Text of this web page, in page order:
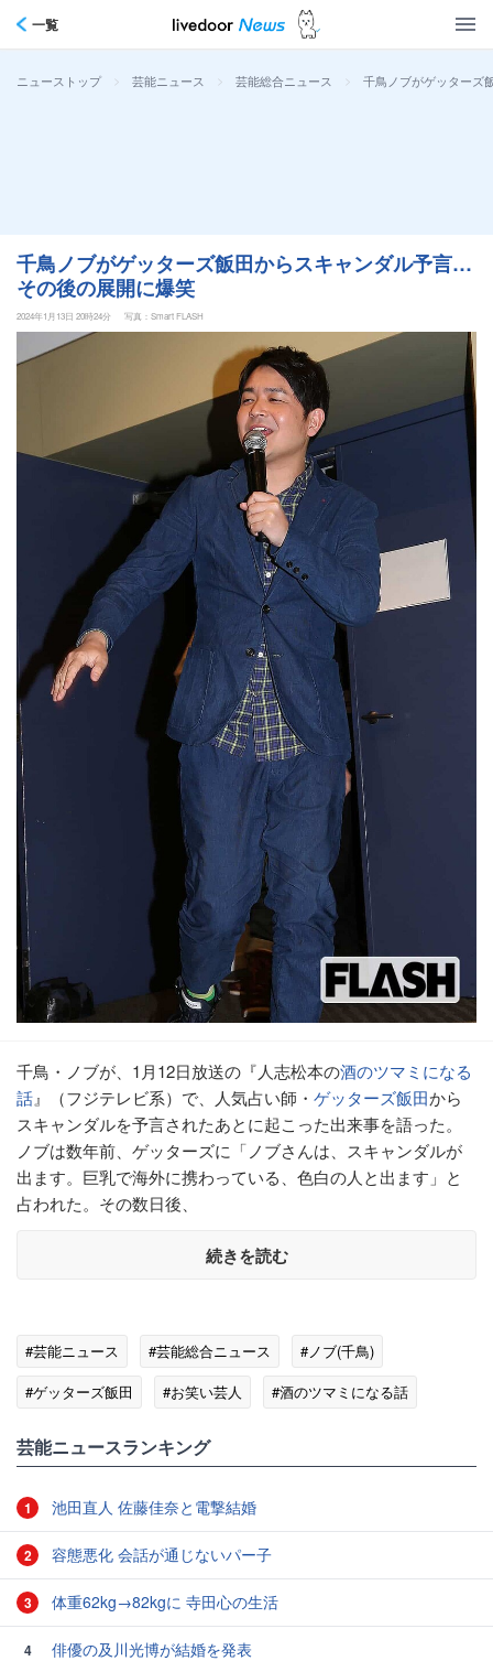
一覧
ニューストップ > 芸能ニュース > 芸能総合ニュース > 千鳥ノブがゲッターズ
千鳥ノブがゲッターズ飯田からスキャンダル予言…
その後の展開に爆笑
2024年1月13日 20時24分 写真：Smart FLASH
千鳥・ノブが、1月12日放送の『人志松本の酒のツマミになる
話』（フジテレビ系）で、人気占い師・ ゲッターズ飯田から
スキャンダルを予言されたあとに起こった出来事を語った。
ノブは数年前、ゲッターズに「ノブさんは、スキャンダルが
出ます。巨乳で海外に携わっている、色白の人と出ます」と
占われた。その数日後、
続きを読む
#芸能ニュース #芸能総合ニュース
#ノブ(千鳥)
#ゲッターズ飯田
#お笑い芸人
#酒のツマミになる話
芸能ニュースランキング
1 池田直人 佐藤佳奈と電撃結婚
2 容態悪化 会話が通じないパー子
3 体重62kg→82kgに 寺田心の生活
4 俳優の及川光博が結婚を発表